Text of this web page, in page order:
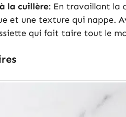
la cuillère: En travaillant la
et une texture qui nappe.
qui fait taire tout le